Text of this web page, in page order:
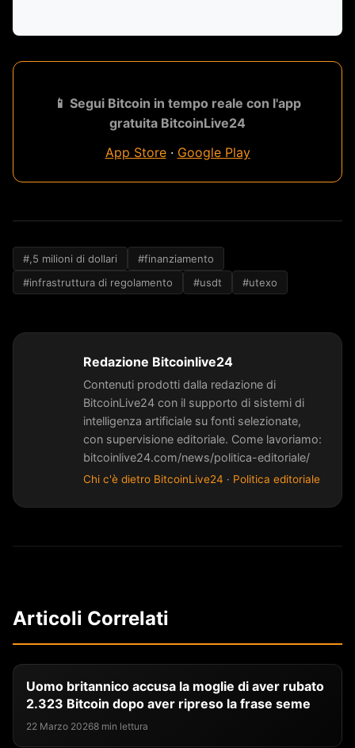
📱 Segui Bitcoin in tempo reale con l'app
gratuita BitcoinLive24
App Store· Google Play
#,5 milioni di dollari
#finanziamento
#infrastruttura di regolamento
#usdt #utexo
Redazione Bitcoinlive24
Contenuti prodotti dalla redazione di
BitcoinLive24 con il supporto di sistemi di
intelligenza artificiale su fonti selezionate,
con supervisione editoriale. Come lavoriamo:
bitcoinlive24.com/news/politica-editoriale/
Chi c'è dietro BitcoinLive24 · Politica editoriale
Articoli Correlati
Uomo britannico accusa la moglie di aver rubato
2.323 Bitcoin dopo aver ripreso la frase seme
22 Marzo 20268 min lettura